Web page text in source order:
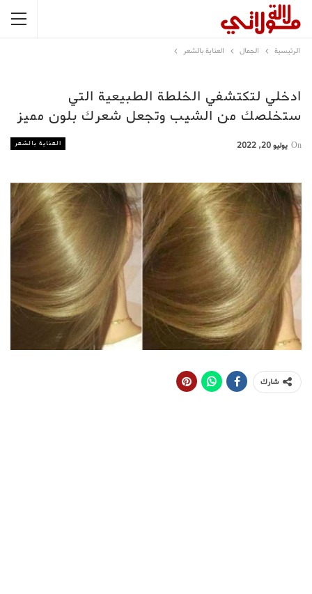
الرئيسية الجمال العناية بالشعر
ادخلي لتكتشفي الخلطة الطبيعية التي
ستخلصك من الشيب وتجعل شعرك بلون مميز
العناية بالشعر On يوليو 20, 2022
شارك